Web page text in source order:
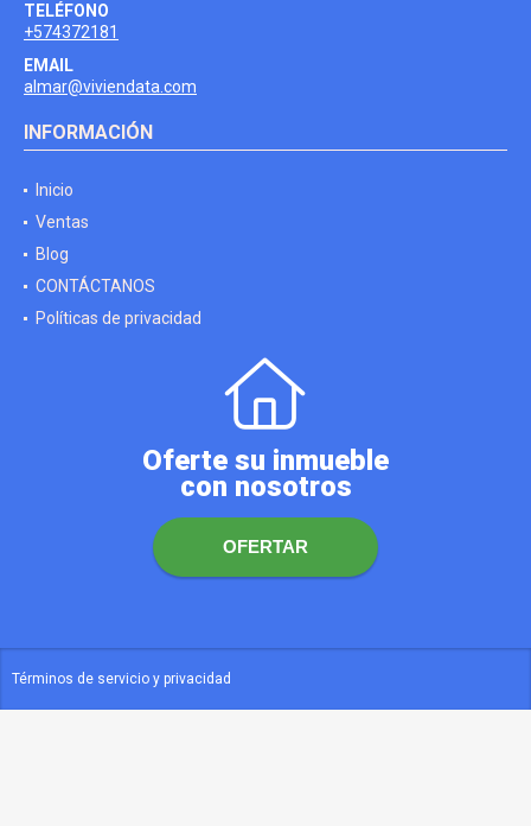
TELÉFONO
+574372181
EMAIL
almar@viviendata.com
INFORMACIÓN
Inicio
Ventas
Blog
CONTÁCTANOS
Políticas de privacidad
Oferte su inmueble
con nosotros
OFERTAR
Términos de servicio y privacidad